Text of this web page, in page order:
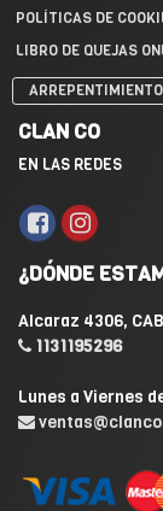
POLÍTICAS DE
LIBRO DE QUEJAS
CLAN CO
EN LAS REDES
¿DÓNDE
Alcaraz 4306,
1131195296
Lunes a Viernes